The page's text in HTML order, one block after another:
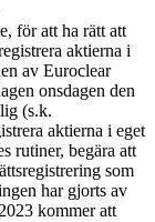
för att ha rätt att
aktierna i
av Euroclear
onsdagen den
(s.k.
aktierna i eget
rutiner, begära att
som
har gjorts av
kommer att